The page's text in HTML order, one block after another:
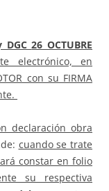
DGC26 OCTUBRE
electrónico, en
con su FIRMA
declaración obra
cuando se trate
constar en folio
su respectiva